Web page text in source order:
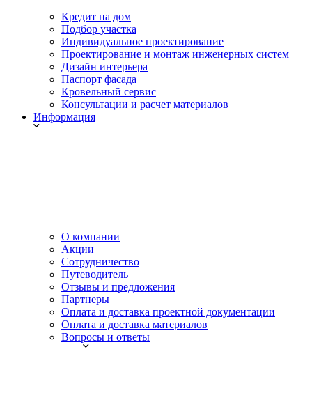
Кредит на дом
Подбор участка
Индивидуальное проектирование
Проектирование и монтаж инженерных систем
Дизайн интерьера
Паспорт фасада
Кровельный сервис
Консультации и расчет материалов
Информация
О компании
Акции
Сотрудничество
Путеводитель
Отзывы и предложения
Партнеры
Оплата и доставка проектной документации
Оплата и доставка материалов
Вопросы и ответы